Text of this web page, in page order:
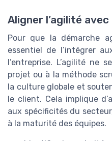
Aligner l’agilité
Pour que la démarche
essentiel de l’intégrer
l’entreprise. L’agilité ne
projet ou à la méthode
la culture globale et
le client. Cela implique
aux spécificités du
à la maturité des équipes.